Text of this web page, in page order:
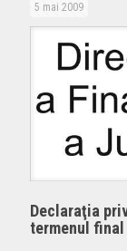
5 mai 2009
Declaraţia
termenul final